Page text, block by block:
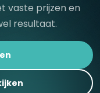
vaste prijzen en
resultaat.